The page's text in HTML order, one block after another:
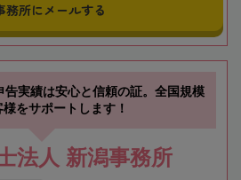
務所にメールする
告実績は安心と信頼の証。全国規模
をサポートします！
法人 新潟事務所